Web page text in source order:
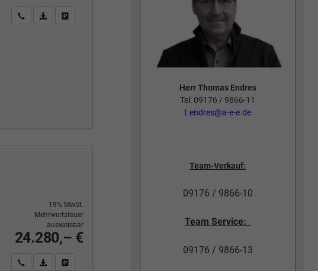
Wir rufen Sie anPDF-Fahrzeugexposé drucken
Fahrzeug drucken, parken oder vergleichen
24.280,– €
19% MwSt.
Mehrwertsteuer
ausweisbar
Wir rufen Sie anPDF-Fahrzeugexposé drucken
Herr Thomas Endres
Tel: 09176 / 9866-11
t.endres@a-e-e.de
Team-Verkauf:
09176 / 9866-10
Team Service:
09176 / 9866-13